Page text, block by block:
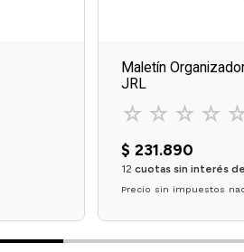
Maletín
JRL
☆ ☆ ☆ ☆
$ 231.890
12 cuotas sin interés de
Precio sin impuestos